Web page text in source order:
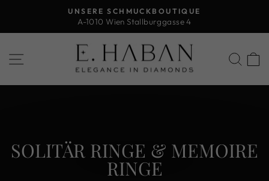
Inhalt
Pause
Diashow
UNSERE SCHMUCKBOUTIQUE
A-1010 Wien Stallburggasse 4
SEITENNAVIGATION
SOLITÄR RINGE & MEMOIRE
RINGE